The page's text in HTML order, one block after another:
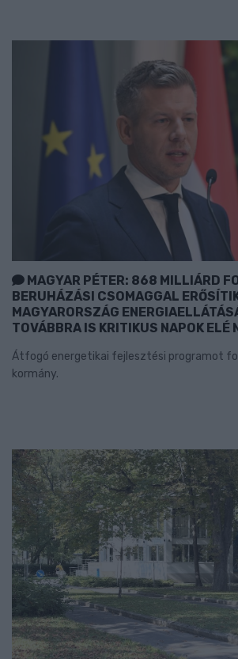
MAGYAR PÉTER: 868 MILLIÁRD
BERUHÁZÁSI CSOMAGGAL
MAGYARORSZÁG
TOVÁBBRA IS KRITIKUS NAPOK ELÉ
Átfogó energetikai fejlesztési programot
kormány.